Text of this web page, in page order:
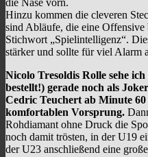
Hinzu kommen die cleveren
sind Abläufe, die eine
Stichwort „Spielintelligenz“.
stärker und sollte für viel Alarm
Nicolo Tresoldis Rolle sehe
bestellt!) gerade noch als
Cedric Teuchert ab Minute
komfortablen Vorsprung.
Rohdiamant ohne Druck die
noch damit trösten, in der U19
der U23 anschließend eine